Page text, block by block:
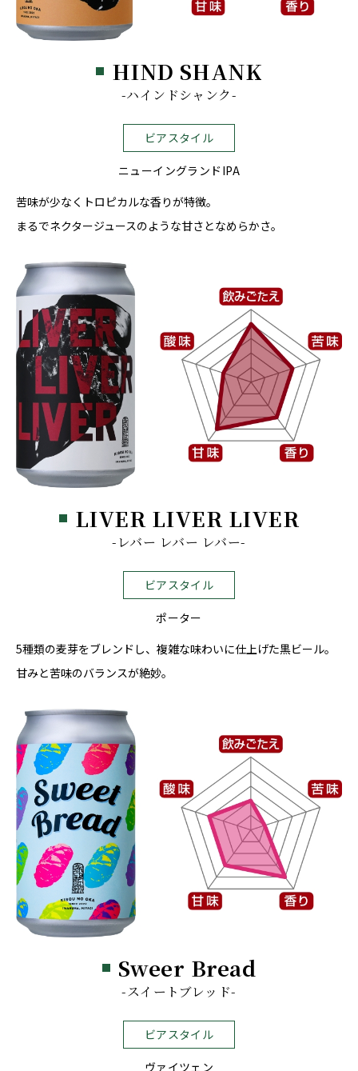
HIND SHANK
-ハインドシャンク-
ビアスタイル
ニューイングランドIPA
苦味が少なくトロピカルな香りが特徴。
まるでネクタージュースのような甘さとなめらかさ。
LIVER LIVER LIVER
-レバー レバー レバー-
ビアスタイル
ポーター
5種類の麦芽をブレンドし、複雑な味わいに仕上げた黒ビール。
甘みと苦味のバランスが絶妙。
Sweer Bread
-スイートブレッド-
ビアスタイル
ヴァイツェン